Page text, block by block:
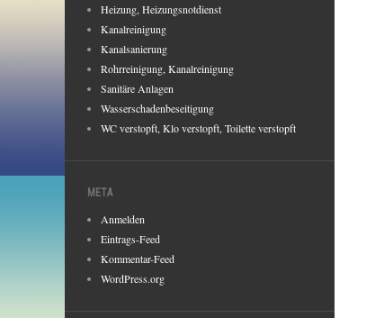
Heizung, Heizungsnotdienst
Kanalreinigung
Kanalsanierung
Rohrreinigung, Kanalreinigung
Sanitäre Anlagen
Wasserschadenbeseitigung
WC verstopft, Klo verstopft, Toilette verstopft
META
Anmelden
Eintrags-Feed
Kommentar-Feed
WordPress.org